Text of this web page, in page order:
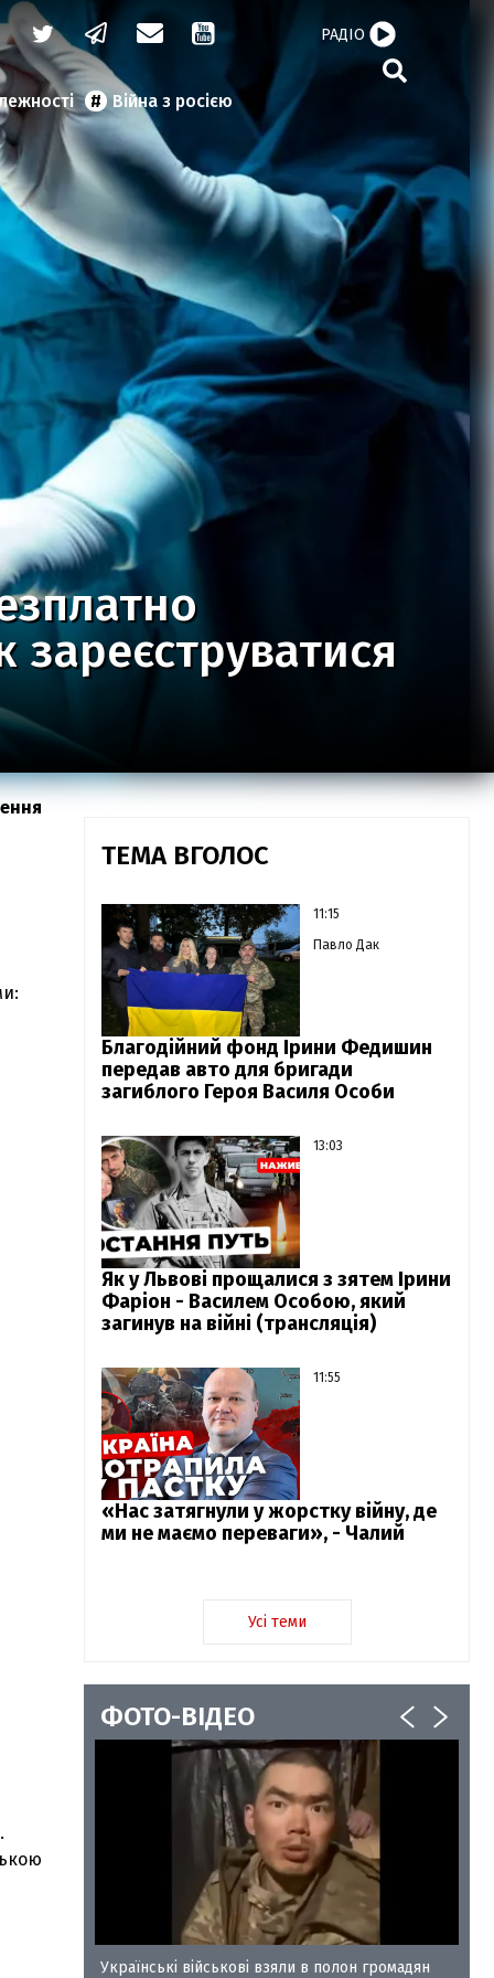
Війна з росією
РАДІО
зареєструватися
ТЕМА ВГОЛОС
11:15
Павло Дак
Благодійний фонд Ірини Федишин
передав авто для бригади
загиблого Героя Василя Особи
13:03
Як у Львові прощалися з зятем Ірини
Фаріон - Василем Особою, який
загинув на війні (трансляція)
11:55
«Нас затягнули у жорстку війну, де
ми не маємо переваги», - Чалий
Усі теми
ФОТО-ВІДЕО
35
Українські військові взяли в полон громадян